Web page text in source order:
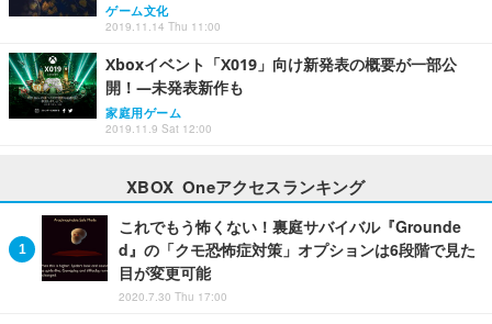
ゲーム文化
2019.11.14 Thu 11:00
Xboxイベント「X019」向け新発表の概要が一部公
開！―未発表新作も
家庭用ゲーム
2019.11.9 Sat 12:00
XBOX Oneアクセスランキング
これでもう怖くない！裏庭サバイバル『Grounde
d』の「クモ恐怖症対策」オプションは6段階で見た
目が変更可能
2020.7.30 Thu 17:00